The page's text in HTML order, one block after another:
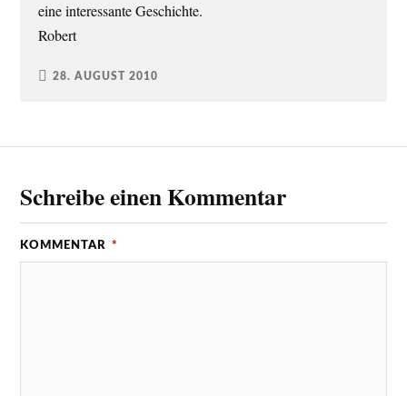
eine interessante Geschichte.
Robert
28. AUGUST 2010
Schreibe einen Kommentar
KOMMENTAR *